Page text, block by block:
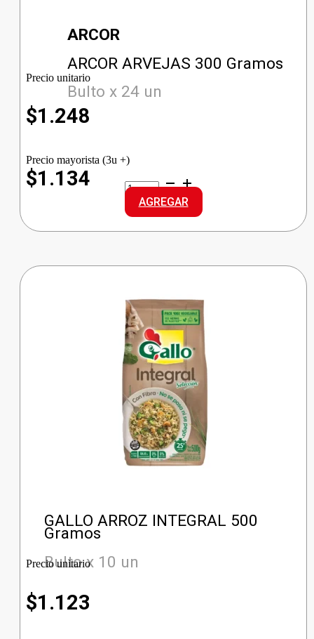
ARCOR
ARCOR ARVEJAS 300 Gramos
Bulto x 24 un
Precio unitario
$1.248
Precio mayorista (3u +)
$1.134
ARCOR
ARVEJAS
cantidad
AGREGAR
GALLO ARROZ INTEGRAL 500
Gramos
Bulto x 10 un
Precio unitario
$1.123